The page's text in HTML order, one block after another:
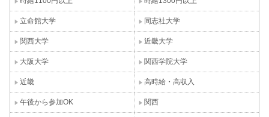
立命館大学 同志社大学
関西大学 近畿大学
大阪大学 関西学院大学
近畿 高時給・高収入
午後から参加OK 関西